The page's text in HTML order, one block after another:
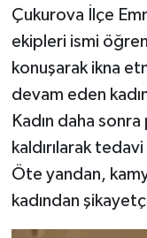
Çukurova İlçe
ekipleri ismi
konuşarak ikna
devam eden
Kadın daha
kaldırılarak tedavi
Öte yandan,
kadından